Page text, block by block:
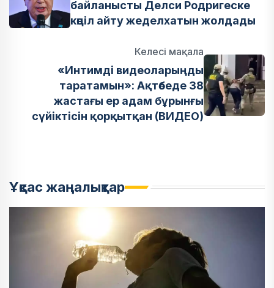
байланысты Делси Родригеске
көңіл айту жеделхатын жолдады
Келесі мақала
«Интимді видеоларыңды
таратамын»: Ақтөбеде 38
жастағы ер адам бұрынғы
сүйіктісін қорқытқан (ВИДЕО)
Ұқсас жаңалықтар